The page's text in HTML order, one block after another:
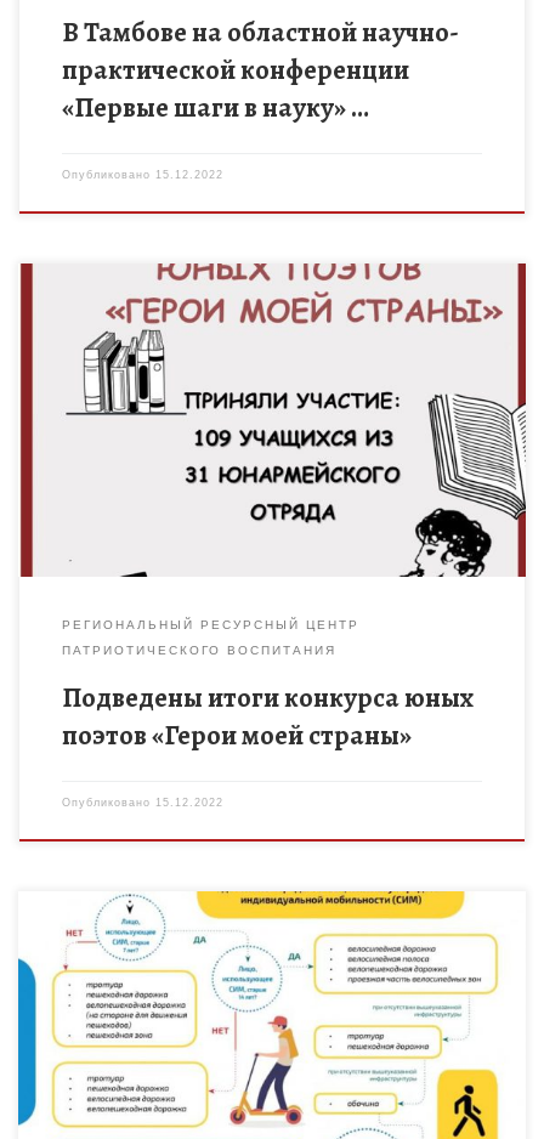
В Тамбове на областной научно-
практической конференции
«Первые шаги в науку» …
Опубликовано 15.12.2022
С 6 декабря по 13 декабря 2022 года в рамках регионального
дистанционного событийного марафона «Тамбовщина
патриотическая» проведена экспертиза материалов конкурса
юных поэтов «Герои моей страны». […]
РЕГИОНАЛЬНЫЙ РЕСУРСНЫЙ ЦЕНТР
ПАТРИОТИЧЕСКОГО ВОСПИТАНИЯ
Подведены итоги конкурса юных
поэтов «Герои моей страны»
Опубликовано 15.12.2022
В целях организации работы по профилактике детского
дорожно-транспортного травматизма, а также обучению
детей безопасному поведению при управлении СИМ
(электросамокатами, сегвеями, моноколесами) призываем
соблюдать правила и […]